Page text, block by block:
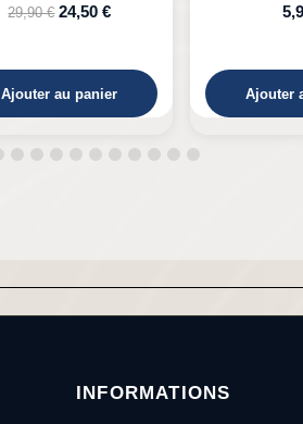
5,99 €
Ajouter au panier Ajouter
INFORMATIONS